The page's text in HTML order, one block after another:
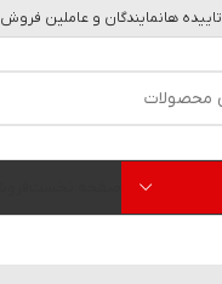
هانمایندگان و عاملین فروش